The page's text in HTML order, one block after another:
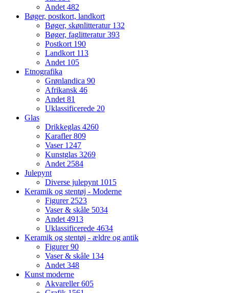
Andet 482
Bøger, postkort, landkort
Bøger, skønlitteratur 132
Bøger, faglitteratur393
Postkort 190
Landkort 113
Andet 105
Etnografika
Grønlandica 90
Afrikansk 46
Andet 81
Uklassificerede 20
Glas
Drikkeglas 4260
Karafler809
Vaser 1247
Kunstglas 3269
Andet 2584
Julepynt
Diverse julepynt 1015
Keramik og stentøj - Moderne
Figurer 2523
Vaser & skåle 5034
Andet 4913
Uklassificerede 4634
Keramik og stentøj - ældre og antik
Figurer90
Vaser & skåle 134
Andet 348
Kunst moderne
Akvareller605